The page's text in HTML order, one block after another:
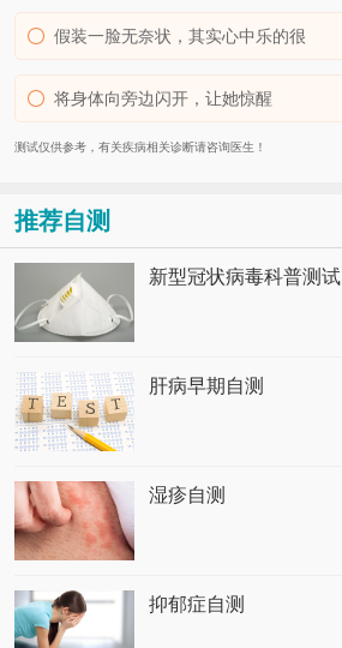
假装一脸无奈状，其实心中乐的很
将身体向旁边闪开，让她惊醒
测试仅供参考，有关疾病相关诊断请咨询医生！
推荐自测
新型冠状病毒科普测试
肝病早期自测
湿疹自测
抑郁症自测